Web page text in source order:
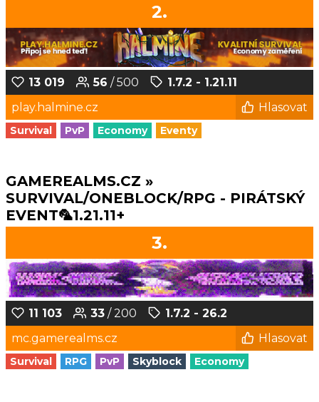
2.
13 019 56 / 500
1.7.2 - 1.21.11
play.halmine.cz
Hlasovat
Survival PvP Economy Eventy
GAMEREALMS.CZ »
SURVIVAL/ONEBLOCK/RPG - PIRÁTSKÝ
EVENT🦜1.21.11+
3.
11 103 33 / 200
1.7.2 - 26.2
mc.gamerealms.cz
Hlasovat
Survival RPG PvP Skyblock Economy